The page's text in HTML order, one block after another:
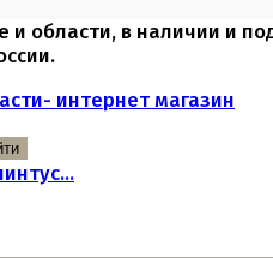
и области, в наличии и